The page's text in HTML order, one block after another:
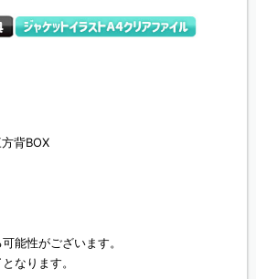
背BOX
能性がございます。
なります。